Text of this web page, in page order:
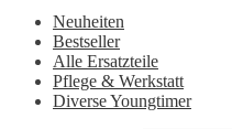
Neuheiten
Bestseller
Alle Ersatzteile
Pflege & Werkstatt
Diverse Youngtimer